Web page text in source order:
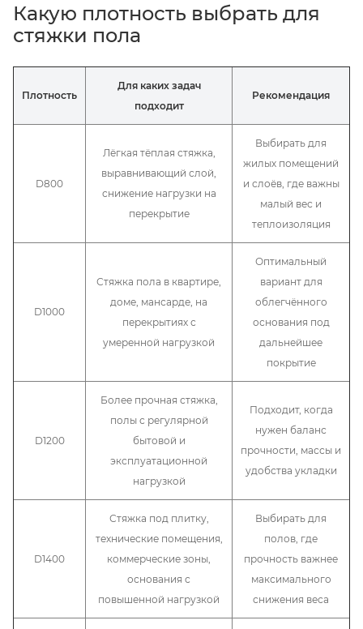
Какую плотность выбрать для
стяжки пола
Плотность
Для каких задач
подходит
Рекомендация
D800
Лёгкая тёплая стяжка,
выравнивающий слой,
снижение нагрузки на
перекрытие
Выбирать для
жилых помещений
и слоёв, где важны
малый вес и
теплоизоляция
D1000
Стяжка пола в квартире,
доме, мансарде, на
перекрытиях с
умеренной нагрузкой
Оптимальный
вариант для
облегчённого
основания под
дальнейшее
покрытие
D1200
Более прочная стяжка,
полы с регулярной
бытовой и
эксплуатационной
нагрузкой
Подходит, когда
нужен баланс
прочности, массы и
удобства укладки
D1400
Стяжка под плитку,
технические помещения,
коммерческие зоны,
основания с
повышенной нагрузкой
Выбирать для
полов, где
прочность важнее
максимального
снижения веса